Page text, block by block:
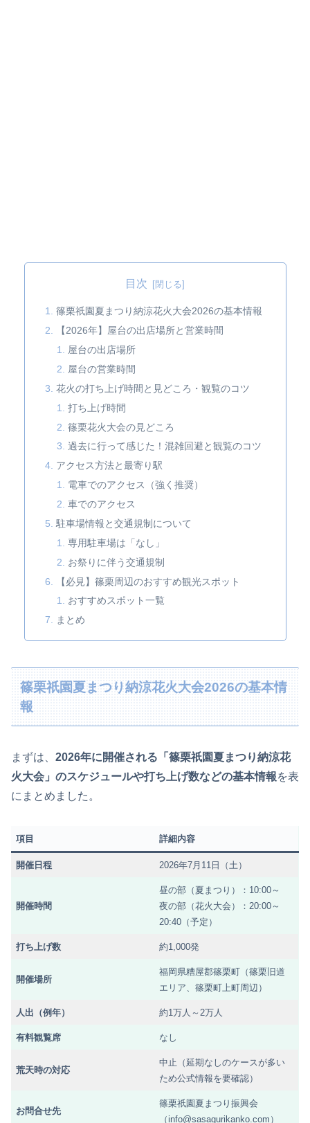
目次
篠栗祇園夏まつり納涼花火大会2026の基本情報
【2026年】屋台の出店場所と営業時間
屋台の出店場所
屋台の営業時間
花火の打ち上げ時間と見どころ・観覧のコツ
打ち上げ時間
篠栗花火大会の見どころ
過去に行って感じた！混雑回避と観覧のコツ
アクセス方法と最寄り駅
電車でのアクセス（強く推奨）
車でのアクセス
駐車場情報と交通規制について
専用駐車場は「なし」
お祭りに伴う交通規制
【必見】篠栗周辺のおすすめ観光スポット
おすすめスポット一覧
まとめ
篠栗祇園夏まつり納涼花火大会2026の基本情
報
まずは、 2026年に開催される「篠栗祇園夏まつり納涼花
火大会」のスケジュールや打ち上げ数などの基本情報を表
にまとめました。
項目 詳細内容
開催日程 2026年7月11日（土）
開催時間
昼の部（夏まつり）：10:00～
夜の部（花火大会）：20:00～
20:40（予定）
打ち上げ数 約1,000発
開催場所
福岡県糟屋郡篠栗町（篠栗旧道
エリア、篠栗町上町周辺）
人出（例年） 約1万人～2万人
有料観覧席 なし
荒天時の対応
中止（延期なしのケースが多い
ため公式情報を要確認）
お問合せ先
篠栗祇園夏まつり振興会
（info@sasagurikanko.com）